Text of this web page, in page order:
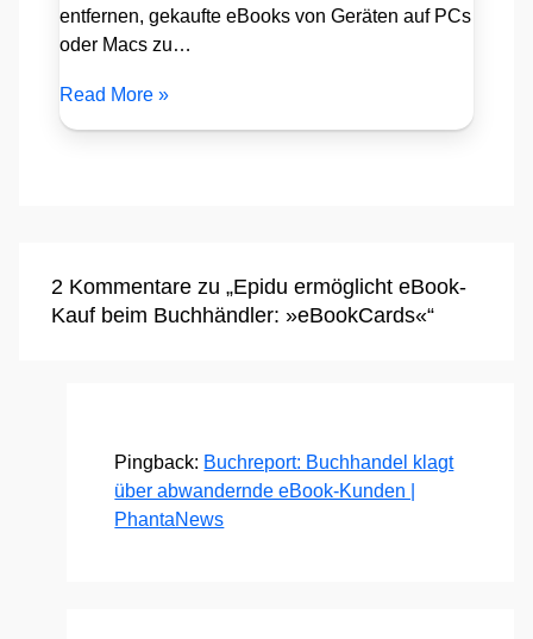
entfernen, gekaufte eBooks von Geräten auf PCs
oder Macs zu…
Read More »
2 Kommentare zu „Epidu ermöglicht eBook-
Kauf beim Buchhändler: »eBookCards«“
Pingback: Buchreport: Buchhandel klagt
über abwandernde eBook-Kunden |
PhantaNews